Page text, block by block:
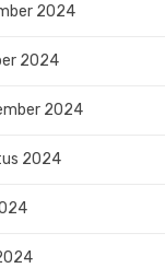
2024
2024
2024
2024